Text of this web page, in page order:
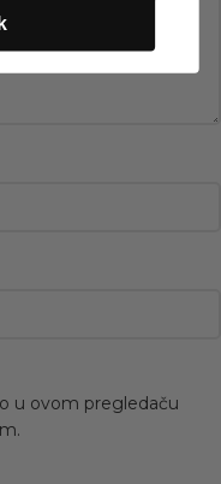
u ovom pregledaču